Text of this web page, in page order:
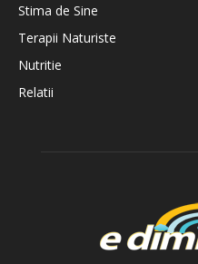
Stima de Sine
Terapii Naturiste
Nutritie
Relatii